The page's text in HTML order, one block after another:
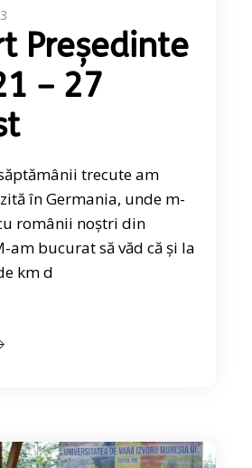
Președinte
– 27
trecute am
în Germania, unde m-
românii noștri din
am bucurat să văd că și la
km d